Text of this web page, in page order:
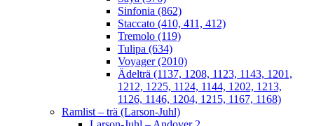
Sinfonia (862)
Staccato (410, 411, 412)
Tremolo (119)
Tulipa (634)
Voyager (2010)
Ädelträ (1137, 1208, 1123, 1143, 1201,
1212, 1225, 1124, 1144, 1202, 1213,
1126, 1146, 1204, 1215, 1167, 1168)
Ramlist – trä (Larson-Juhl)